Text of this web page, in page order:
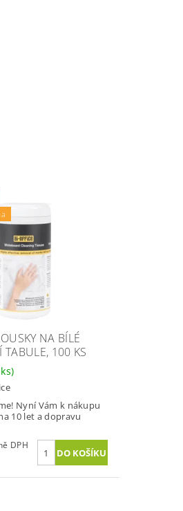
NA BÍLÉ
TABULE, 100 KS
Nyní Vám k nákupu
10 let a dopravu
včetně DPH